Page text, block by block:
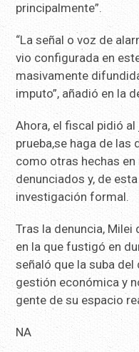
principalmente”.
“La señal o voz de
vio configurada en
masivamente
imputo”, añadió en la
Ahora, el fiscal pidió
prueba,se haga de las
como otras hechas
denunciados y, de
investigación formal.
Tras la denuncia,
en la que fustigó en
señaló que la suba
gestión económica y
gente de su espacio
NA